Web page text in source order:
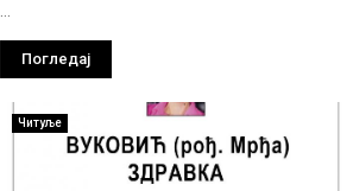
...
Погледај
Читуље